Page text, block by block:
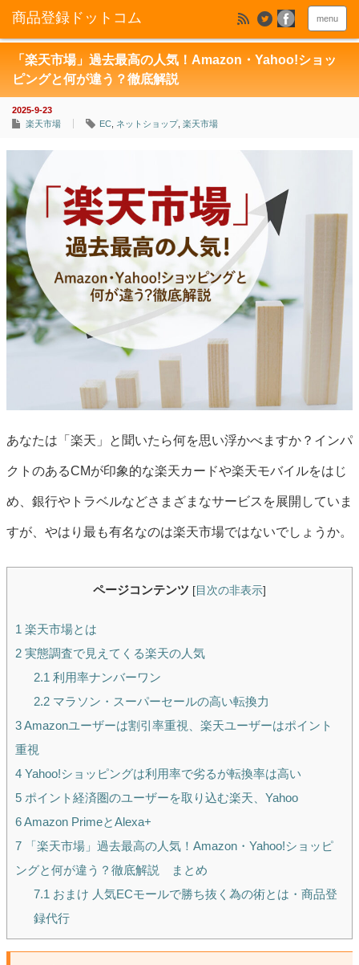
menu
「楽天市場」過去最高の人気！Amazon・Yahoo!ショッ
ピングと何が違う？徹底解説
2025-9-23
楽天市場
EC ネットショップ, 楽天市場
あなたは「楽天」と聞いたら何を思い浮かべますか？インパ
クトのあるCMが印象的な楽天カードや楽天モバイルをはじ
め、銀行やトラベルなどさまざまなサービスを展開していま
すが、やはり最も有名なのは楽天市場ではないでしょうか。
ページコンテンツ [ 目次の非表示]
1 楽天市場とは
2 実態調査で見えてくる楽天の人気
2.1 利用率ナンバーワン
2.2マラソン・スーパーセールの高い転換力
3Amazonユーザーは割引率重視、楽天ユーザーはポイント
重視
4 Yahoo!ショッピングは利用率で劣るが転換率は高い
5 ポイント経済圏のユーザーを取り込む楽天、Yahoo
6Amazon PrimeとAlexa+
7 「楽天市場」過去最高の人気！Amazon・Yahoo!ショッピ
ングと何が違う？徹底解説 まとめ
7.1 おまけ 人気ECモールで勝ち抜く為の術とは・商品登
録代行